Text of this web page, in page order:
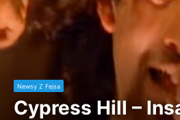
Newsy Z Fejsa
Cypress Hill –